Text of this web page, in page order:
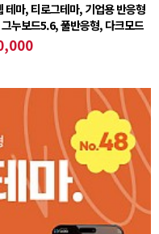
마, 티로그테마, 기업용 반응형
누보드5.6, 풀반응형, 다크모드
설정 - 회원 스킨 (테마)basic 선택주
다. 5.6에서도 호환이 가능합니다.※ 기